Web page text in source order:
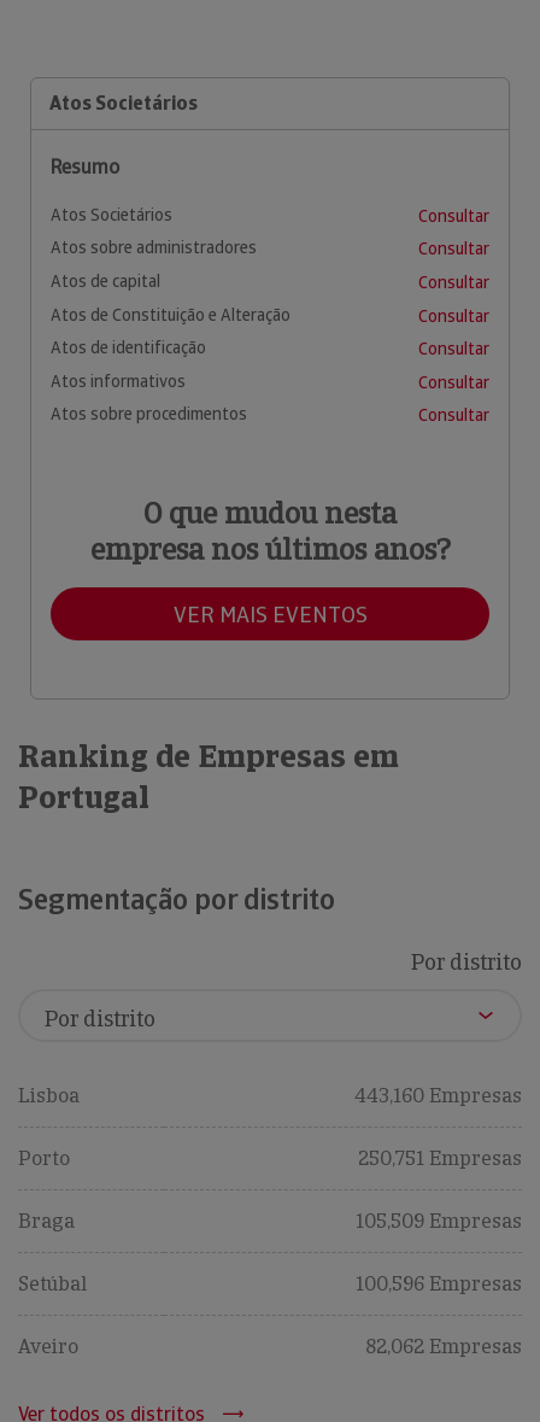
Atos Societários
Resumo
Atos Societários
Consultar
Atos sobre administradores
Consultar
Atos de capital
Consultar
Atos de Constituição e Alteração
Consultar
Atos de identificação
Consultar
Atos informativos
Consultar
Atos sobre procedimentos
Consultar
O que mudou nesta
empresa nos últimos anos?
VER MAIS EVENTOS
Ranking de Empresas em
Portugal
Segmentação por distrito
Por distrito
Lisboa 443,160 Empresas
Porto 250,751 Empresas
Braga 105,509 Empresas
Setúbal 100,596 Empresas
Aveiro 82,062 Empresas
Ver todos os distritos